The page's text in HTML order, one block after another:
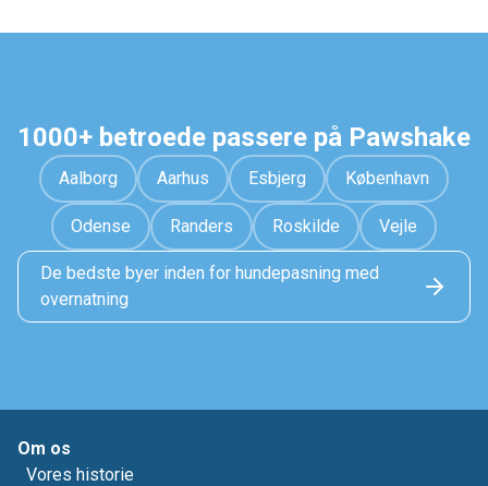
1000+ betroede passere på Pawshake
Aalborg Aarhus Esbjerg København
Odense Randers Roskilde Vejle
De bedste byer inden for hundepasning med
overnatning
Om os
Vores historie